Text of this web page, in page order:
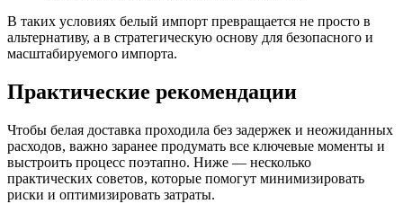
В таких условиях белый импорт превращается не просто в
альтернативу, а в стратегическую основу для безопасного и
масштабируемого импорта.
Практические рекомендации
Чтобы белая доставка проходила без задержек и неожиданных
расходов, важно заранее продумать все ключевые моменты и
выстроить процесс поэтапно. Ниже — несколько
практических советов, которые помогут минимизировать
риски и оптимизировать затраты.